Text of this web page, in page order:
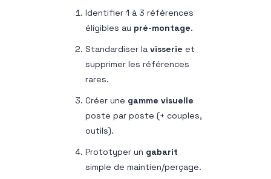
Identifier 1 à 3 références
éligibles au pré-montage.
Standardiser la visserie et
supprimer les références
rares.
Créer une gamme visuelle
poste par poste (+ couples,
outils).
Prototyper un gabarit
simple de maintien/perçage.